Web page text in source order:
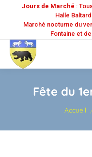
Jours de Marché :
Halle
Marché nocturne du
Fontaine et
Fête du
Vous êtes
Accueil